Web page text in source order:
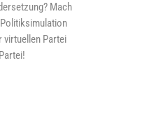
Mach
virtuellen Partei